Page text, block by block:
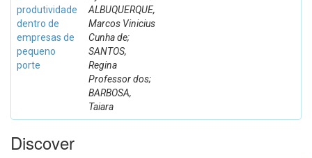
produtividade
dentro de
empresas de
pequeno
porte
ALBUQUERQUE,
Marcos Vinicius
Cunha de;
SANTOS,
Regina
Professor dos;
BARBOSA,
Taiara
Discover